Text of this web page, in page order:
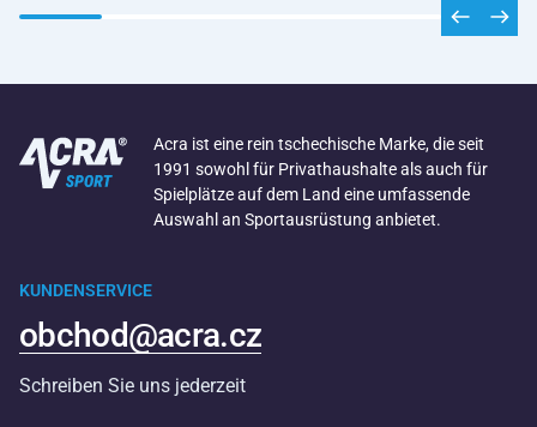
Acra ist eine rein tschechische Marke, die seit
1991 sowohl für Privathaushalte als auch für
Spielplätze auf dem Land eine umfassende
Auswahl an Sportausrüstung anbietet.
KUNDENSERVICE
obchod@acra.cz
Schreiben Sie uns jederzeit